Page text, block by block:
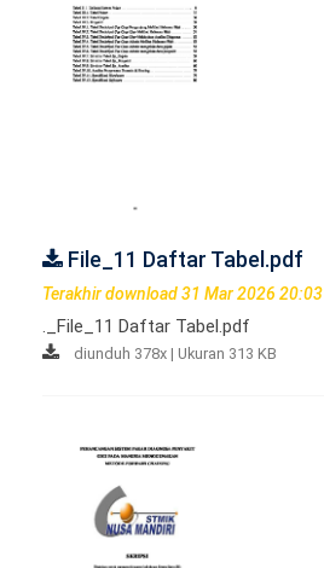
File_11 Daftar Tabel.pdf
Terakhir download 31 Mar 2026 20:03
._File_11 Daftar Tabel.pdf
diunduh 378x | Ukuran 313 KB